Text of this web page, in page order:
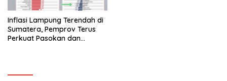
Inflasi Lampung Terendah di
Sumatera, Pemprov Terus
Perkuat Pasokan dan